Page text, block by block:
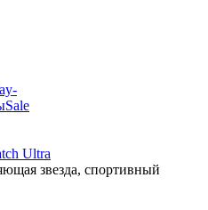
Sale
Ultra
звезда, спортивный